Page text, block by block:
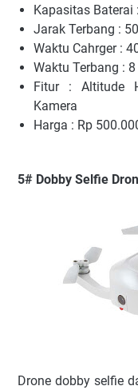
Kapasitas Baterai
Jarak Terbang :
Waktu Cahrger :
Waktu Terbang :
Fitur : Altitude
Kamera
Harga : Rp
5# Dobby Selfie
Drone dobby selfie